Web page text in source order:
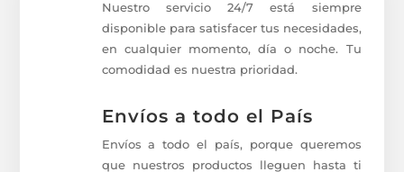
Nuestro servicio 24/7 está siempre
disponible para satisfacer tus necesidades,
en cualquier momento, día o noche. Tu
comodidad es nuestra prioridad.
Envíos a todo el País
Envíos a todo el país, porque queremos
que nuestros productos lleguen hasta ti